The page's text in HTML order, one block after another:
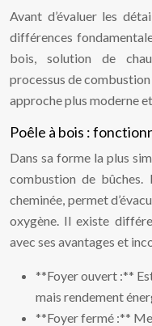
Avant d’évaluer les
différences
bois, solution de
processus de
approche plus moderne
Poêle à bois :
Dans sa forme la plus
combustion de
cheminée, permet
oxygène. Il existe
avec ses avantages et
**Foyer ouvert :**
mais rendement
**Foyer fermé :**